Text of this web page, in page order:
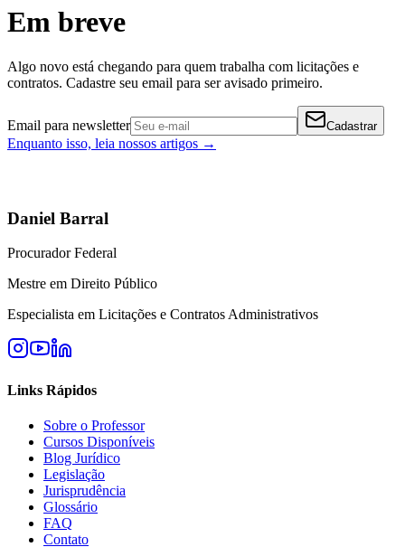
Em breve
Algo novo está chegando para quem trabalha com licitações e
contratos. Cadastre seu email para ser avisado primeiro.
Email para newsletter Cadastrar
Enquanto isso, leia nossos artigos →
Daniel Barral
Procurador Federal
Mestre em Direito Público
Especialista em Licitações e Contratos Administrativos
Links Rápidos
Sobre o Professor
Cursos Disponíveis
Blog Jurídico
Legislação
Jurisprudência
Glossário
FAQ
Contato